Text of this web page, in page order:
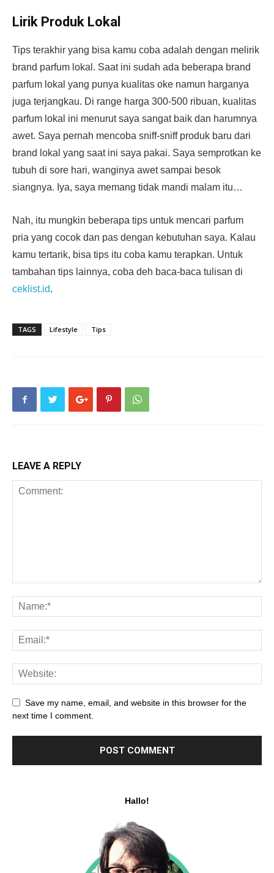
Lirik Produk Lokal
Tips terakhir yang bisa kamu coba adalah dengan melirik
brand parfum lokal. Saat ini sudah ada beberapa brand
parfum lokal yang punya kualitas oke namun harganya
juga terjangkau. Di range harga 300-500 ribuan, kualitas
parfum lokal ini menurut saya sangat baik dan harumnya
awet. Saya pernah mencoba sniff-sniff produk baru dari
brand lokal yang saat ini saya pakai. Saya semprotkan ke
tubuh di sore hari, wanginya awet sampai besok
siangnya. Iya, saya memang tidak mandi malam itu…
Nah, itu mungkin beberapa tips untuk mencari parfum
pria yang cocok dan pas dengan kebutuhan saya. Kalau
kamu tertarik, bisa tips itu coba kamu terapkan. Untuk
tambahan tips lainnya, coba deh baca-baca tulisan di
ceklist.id.
TAGS Lifestyle Tips
LEAVE A REPLY
Save my name, email, and website in this browser for the
next time I comment.
Hallo!